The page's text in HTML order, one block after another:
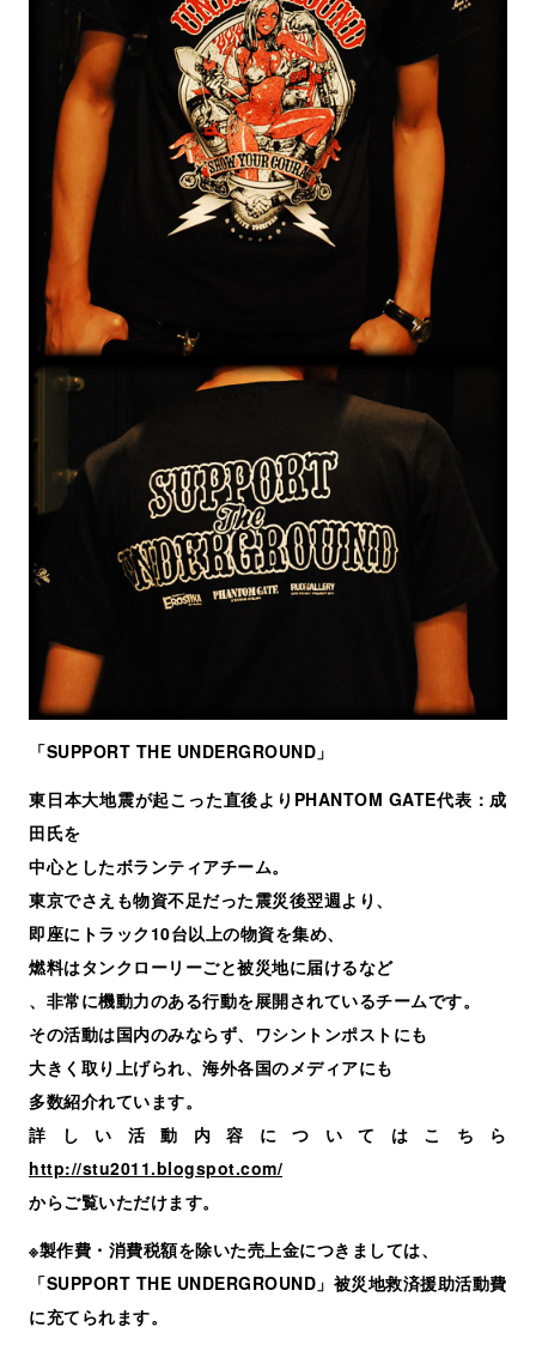
「SUPPORT THE UNDERGROUND」
東日本大地震が起こった直後よりPHANTOM GATE代表：成
田氏を
中心としたボランティアチーム。
東京でさえも物資不足だった震災後翌週より、
即座にトラック10台以上の物資を集め、
燃料はタンクローリーごと被災地に届けるなど
、非常に機動力のある行動を展開されているチームです。
その活動は国内のみならず、ワシントンポストにも
大きく取り上げられ、海外各国のメディアにも
多数紹介れています。
詳しい活動内容についてはこちら
http://stu2011.blogspot.com/
からご覧いただけます。
※製作費・消費税額を除いた売上金につきましては、
「SUPPORT THE UNDERGROUND」被災地救済援助活動費
に充てられます。